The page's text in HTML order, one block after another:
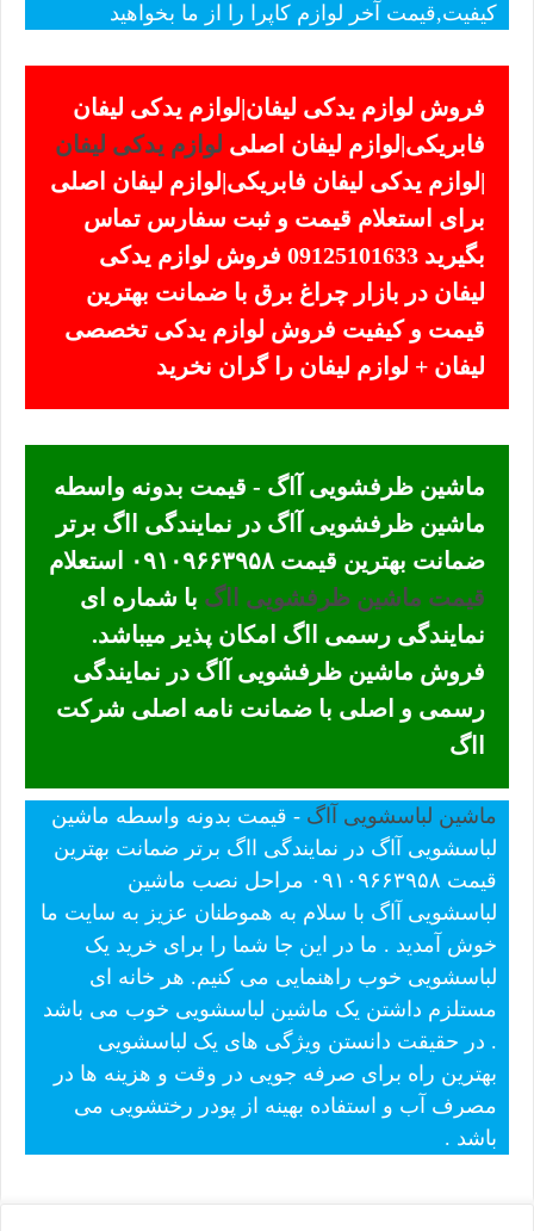
کیفیت,قیمت آخر لوازم کاپرا را از ما بخواهید
فروش لوازم یدکی لیفان|لوازم یدکی لیفان
فابریکی|لوازم لیفان اصلی لوازم یدکی لیفان
|لوازم یدکی لیفان فابریکی|لوازم لیفان اصلی
برای استعلام قیمت و ثبت سفارس تماس
بگیرید 09125101633 فروش لوازم یدکی
لیفان در بازار چراغ برق با ضمانت بهترین
قیمت و کیفیت فروش لوازم یدکی تخصصی
لیفان + لوازم لیفان را گران نخرید
ماشین ظرفشویی آاگ - قیمت بدونه واسطه
ماشین ظرفشویی آاگ در نمایندگی ااگ برتر
ضمانت بهترین قیمت ۰۹۱۰۹۶۶۳۹۵۸ استعلام
قیمت ماشین ظرفشویی ااگ با شماره ای
نمایندگی رسمی ااگ امکان پذیر میباشد.
فروش ماشین ظرفشویی آاگ در نمایندگی
رسمی و اصلی با ضمانت نامه اصلی شرکت
ااگ
ماشین لباسشویی آاگ - قیمت بدونه واسطه ماشین
لباسشویی آاگ در نمایندگی ااگ برتر ضمانت بهترین
قیمت ۰۹۱۰۹۶۶۳۹۵۸ مراحل نصب ماشین
لباسشویی آاگ با سلام به هموطنان عزیز به سایت ما
خوش آمدید . ما در این جا شما را برای خرید یک
لباسشویی خوب راهنمایی می کنیم. هر خانه ای
مستلزم داشتن یک ماشین لباسشویی خوب می باشد
. در حقیقت دانستن ویژگی های یک لباسشویی
بهترین راه برای صرفه جویی در وقت و هزینه ها در
مصرف آب و استفاده بهینه از پودر رختشویی می
باشد .